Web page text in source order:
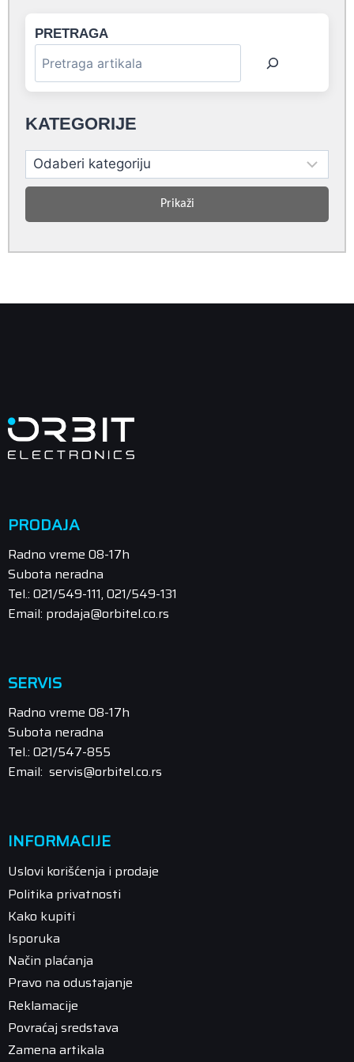
PRETRAGA
KATEGORIJE
Prikaži
PRODAJA
Radno vreme 08-17h
Subota neradna
Tel.: 021/549-111, 021/549-131
Email: prodaja@orbitel.co.rs
SERVIS
Radno vreme 08-17h
Subota neradna
Tel.: 021/547-855
Email: servis@orbitel.co.rs
INFORMACIJE
Uslovi korišćenja i prodaje
Politika privatnosti
Kako kupiti
Isporuka
Način plaćanja
Pravo na odustajanje
Reklamacije
Povraćaj sredstava
Zamena artikala